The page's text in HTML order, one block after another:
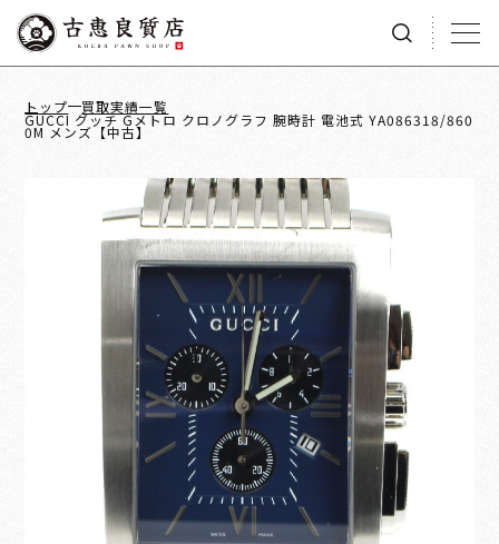
トップ 買取実績一覧
GUCCI グッチ Gメトロ クロノグラフ 腕時計 電池式 YA086318/860
0M メンズ【中古】